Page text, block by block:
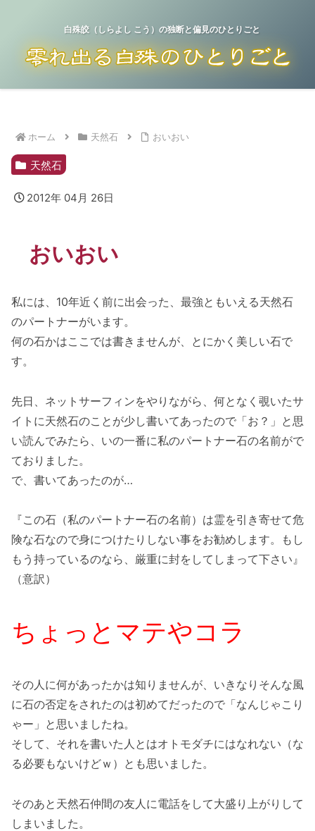
白殊皎（しらよし こう）の独断と偏見のひとりごと
ホーム 天然石 おいおい
天然石
2012年 04月 26日
おいおい
私には、10年近く前に出会った、最強ともいえる天然石
のパートナーがいます。
何の石かはここでは書きませんが、とにかく美しい石で
す。
先日、ネットサーフィンをやりながら、何となく覗いたサ
イトに天然石のことが少し書いてあったので「お？」と思
い読んでみたら、いの一番に私のパートナー石の名前がで
ておりました。
で、書いてあったのが…
『この石（私のパートナー石の名前）は霊を引き寄せて危
険な石なので身につけたりしない事をお勧めします。もし
もう持っているのなら、厳重に封をしてしまって下さい』
（意訳）
ちょっとマテやコラ
その人に何があったかは知りませんが、いきなりそんな風
に石の否定をされたのは初めてだったので「なんじゃこり
ゃー」と思いましたね。
そして、それを書いた人とはオトモダチにはなれない（な
る必要もないけどｗ）とも思いました。
そのあと天然石仲間の友人に電話をして大盛り上がりして
しまいました。